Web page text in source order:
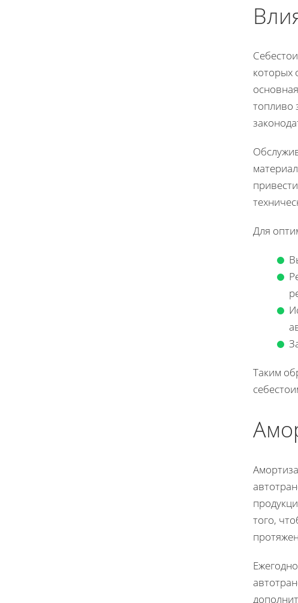
которых
топливо
Для
Таким
того,